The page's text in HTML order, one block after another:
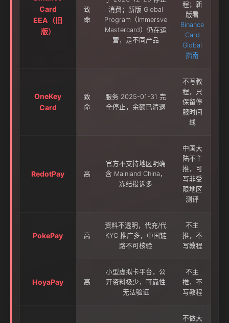
Card
EEA（旧
版）
致
命
消费；新版 Global
Program（Immersve
Mastercard）仍在运
营，是不同产品
程；新
版看
Binance
Card
Global
指南
OneKey
Card
致
命
服务 2025-01-31 完
全停止，余额已清退
不写教
程，只
保留停
服时间
线
RedotPay 高
官方不支持地区明确
含 Mainland China，
冻结投诉多
中国大
陆不主
推，可
写非受
限地区
测评
PokePay 高
资料不透明，代充/代
KYC 推广多，中国链
路不可核验
不主
推，不
写教程
HoyaPay 高
小型虚拟卡平台，公
开资料极少，可靠性
无法验证
不主
推，不
写教程
不做大